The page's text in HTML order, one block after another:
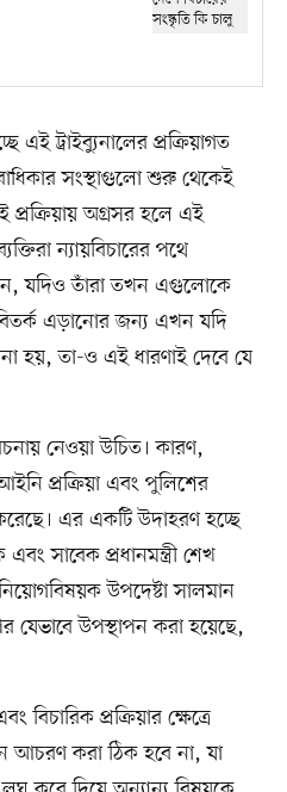
ট্রাইব্যুনালের প্রক্রিয়াগত
সংস্থাগুলো শুরু থেকেই
অগ্রসর হলে এই
ন্যায়বিচারের পথে
যদিও তাঁরা তখন এগুলোকে
এড়ানোর জন্য এখন যদি
হয়, তা-ও এই ধারণাই দেবে যে
নেওয়া উচিত। কারণ,
প্রক্রিয়া এবং পুলিশের
এর একটি উদাহরণ হচ্ছে
সাবেক প্রধানমন্ত্রী শেখ
উপদেষ্টা সালমান
যেভাবে উপস্থাপন করা হয়েছে,
প্রক্রিয়ার ক্ষেত্রে
আচরণ করা ঠিক হবে না, যা